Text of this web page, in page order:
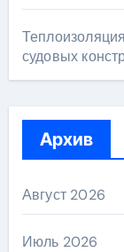
судовых
Архив
Август 2026
Июль 2026